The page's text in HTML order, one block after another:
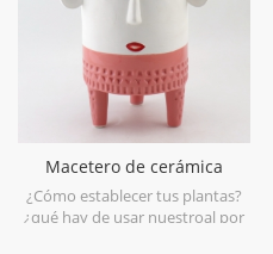
Macetero de cerámica
blanco y azul
¿Cómo establecer tus plantas?
¿qué hay de usar nuestroal por